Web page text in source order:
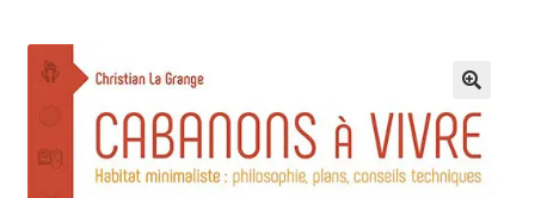
enfant
Les ouvrages
Ouvrir
le
menu
enfant
Les outils
Ouvrir
🔍